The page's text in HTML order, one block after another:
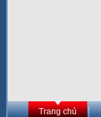
Trang chủ